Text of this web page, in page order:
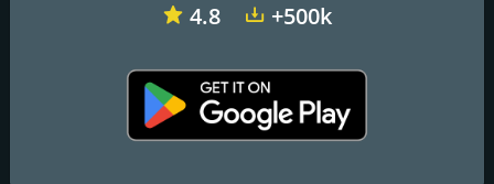
FM-Frequenzen
4.8 +500k